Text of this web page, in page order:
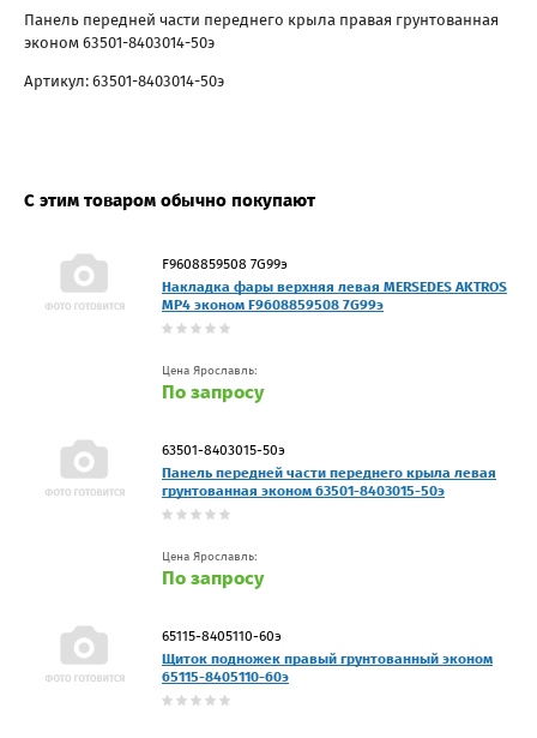
Панель передней части переднего крыла правая грунтованная
эконом 63501-8403014-50э
Артикул: 63501-8403014-50э
С этим товаром обычно покупают
F9608859508 7G99э
Накладка фары верхняя левая MERSEDES AKTROS
MP4 эконом F9608859508 7G99э
Цена Ярославль:
По запросу
63501-8403015-50э
Панель передней части переднего крыла левая
грунтованная эконом 63501-8403015-50э
Цена Ярославль:
По запросу
65115-8405110-60э
Щиток подножек правый грунтованный эконом
65115-8405110-60э